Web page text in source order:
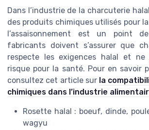
Dans l’industrie de la charcuterie
des produits chimiques utilisés pour
l’assaisonnement est un point
fabricants doivent s’assurer que
respecte les exigences halal et ne
risque pour la santé. Pour en savoir
consultez cet article sur la
chimiques dans l’industrie
Rosette halal : boeuf, dinde,
wagyu